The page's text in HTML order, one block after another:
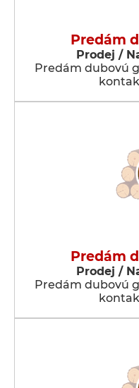
Predám
Prodej /
Predám dubovú
Predám
Prodej /
Predám dubovú